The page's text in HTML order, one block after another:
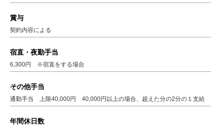
賞与
契約内容による
宿直・夜勤手当
6,300円 ※宿直をする場合
その他手当
通勤手当 上限40,000円 40,000円以上の場合、超えた分の2分の１支給
年間休日数